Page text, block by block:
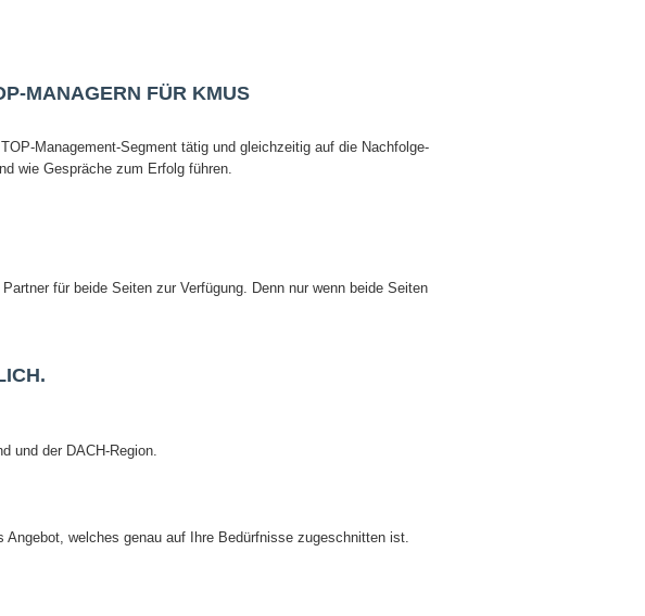
MANAGERN FÜR KMUS
Management-Segment tätig und gleichzeitig auf die Nachfolge-
wie Gespräche zum Erfolg führen.
für beide Seiten zur Verfügung. Denn nur wenn beide Seiten
und der DACH-Region.
welches genau auf Ihre Bedürfnisse zugeschnitten ist.